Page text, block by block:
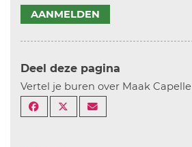
AANMELDEN
Deel deze pagina
Vertel je buren over Maak Capelle